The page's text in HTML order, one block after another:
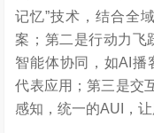
记忆”技术，结合全
案；第二是行动力飞
智能体协同，如AI播
代表应用；第三是交
感知，统一的AUI，